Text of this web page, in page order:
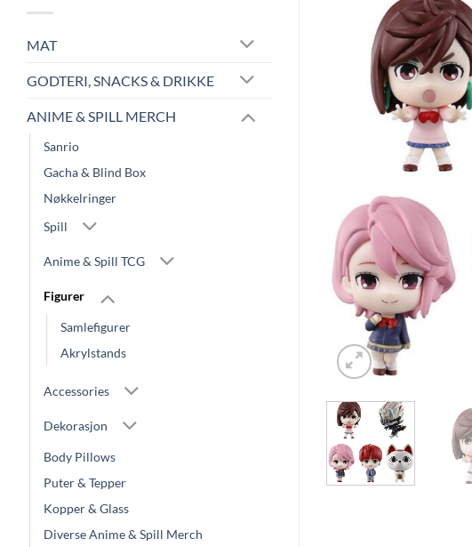
MAT
GODTERI, SNACKS & DRIKKE
ANIME & SPILL MERCH
Sanrio
Gacha & Blind Box
Nøkkelringer
Spill
Anime & Spill TCG
Figurer
Samlefigurer
Akrylstands
Accessories
Dekorasjon
Body Pillows
Puter & Tepper
Kopper & Glass
Diverse Anime & Spill Merch